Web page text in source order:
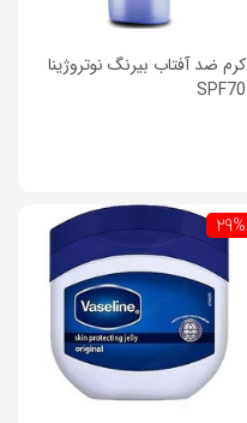
کرم ضد آفتاب بیرنگ نوتروژینا
SPF70
29%